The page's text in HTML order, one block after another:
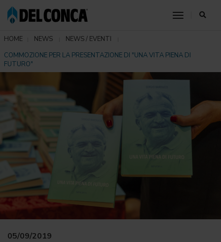
toggle
HOME NEWS
NEWS / EVENTI
COMMOZIONE PER LA PRESENTAZIONE DI "UNA VITA PIENA DI
FUTURO"
05/09/2019